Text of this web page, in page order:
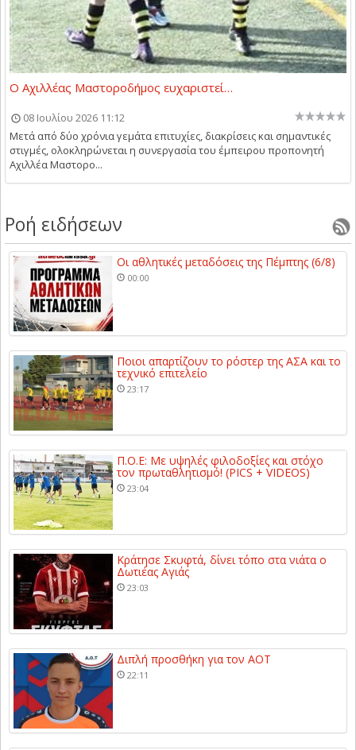
Ο Αχιλλέας Μαστοροδήμος ευχαριστεί…
08 Ιουλίου 2026 11:12
Μετά από δύο χρόνια γεμάτα επιτυχίες, διακρίσεις και σημαντικές
στιγμές, ολοκληρώνεται η συνεργασία του έμπειρου προπονητή
Αχιλλέα Μαστορο...
Ροή ειδήσεων
Οι αθλητικές μεταδόσεις της Πέμπτης (6/8)
00:00
Ποιοι απαρτίζουν το ρόστερ της ΑΣΑ και το
τεχνικό επιτελείο
23:17
Π.Ο.Ε: Με υψηλές φιλοδοξίες και στόχο
τον πρωταθλητισμό! (PICS + VIDEOS)
23:04
Κράτησε Σκυφτά, δίνει τόπο στα νιάτα ο
Δωτιέας Αγιάς
23:03
Διπλή προσθήκη για τον ΑΟΤ
22:11